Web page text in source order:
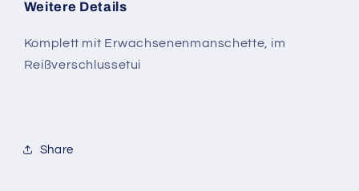
Weitere Details
Komplett mit Erwachsenenmanschette, im
Reißverschlussetui
Share